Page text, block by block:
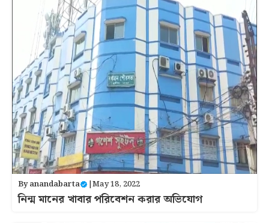
Byanandabarta |May 18, 2022
নিন্ম মানের খাবার পরিবেশন করার অভিযোগ